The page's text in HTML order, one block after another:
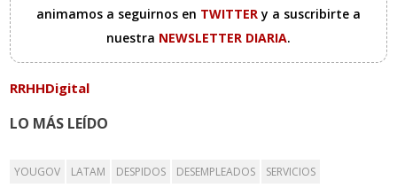
animamos a seguirnos en TWITTERy a suscribirte a
nuestra NEWSLETTER DIARIA.
RRHHDigital
LO MÁS LEÍDO
YOUGOV LATAM DESPIDOS DESEMPLEADOS SERVICIOS